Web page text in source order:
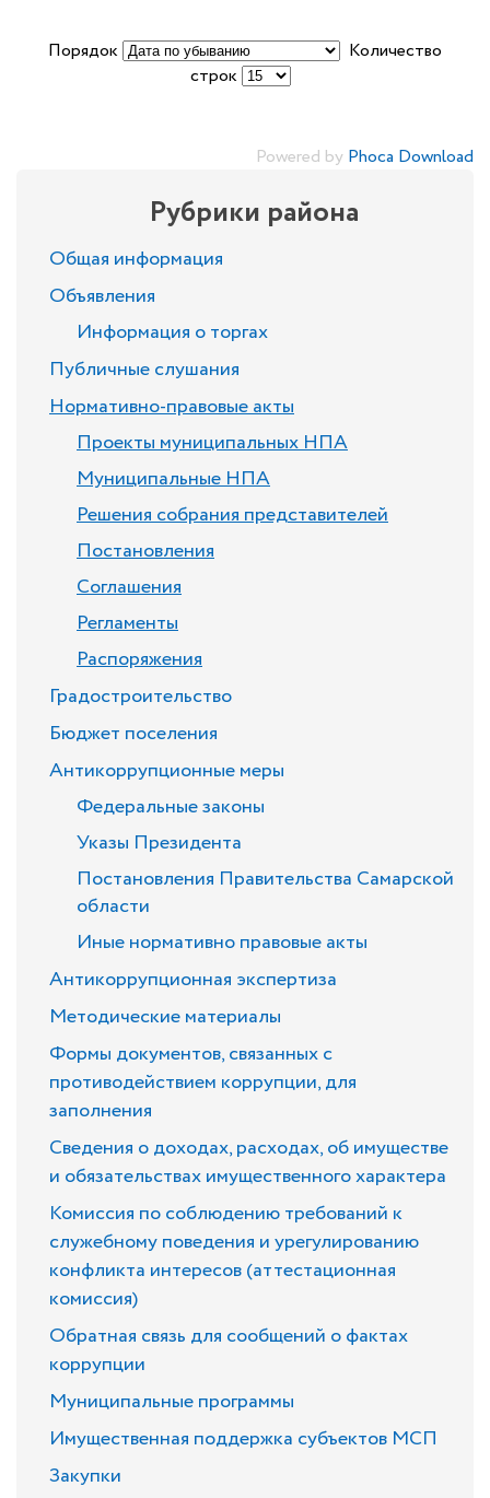
Порядок
Количество
строк
Powered by Phoca Download
Рубрики района
Общая информация
Объявления
Информация о торгах
Публичные слушания
Нормативно-правовые акты
Проекты муниципальных НПА
Муниципальные НПА
Решения собрания представителей
Постановления
Соглашения
Регламенты
Распоряжения
Градостроительство
Бюджет поселения
Антикоррупционные меры
Федеральные законы
Указы Президента
Постановления Правительства Самарской
области
Иные нормативно правовые акты
Антикоррупционная экспертиза
Методические материалы
Формы документов, связанных с
противодействием коррупции, для
заполнения
Сведения о доходах, расходах, об имуществе
и обязательствах имущественного характера
Комиссия по соблюдению требований к
служебному поведения и урегулированию
конфликта интересов (аттестационная
комиссия)
Обратная связь для сообщений о фактах
коррупции
Муниципальные программы
Имущественная поддержка субъектов МСП
Закупки